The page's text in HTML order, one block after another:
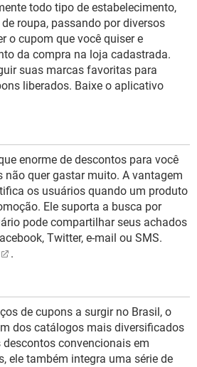
todo tipo de estabelecimento,
roupa, passando por diversos
o cupom que você quiser e
da compra na loja cadastrada.
suas marcas favoritas para
liberados. Baixe o aplicativo
enorme de descontos para você
não quer gastar muito. A vantagem
os usuários quando um produto
Ele suporta a busca por
pode compartilhar seus achados
Twitter, e-mail ou SMS.
.
de cupons a surgir no Brasil, o
dos catálogos mais diversificados
convencionais em
ele também integra uma série de